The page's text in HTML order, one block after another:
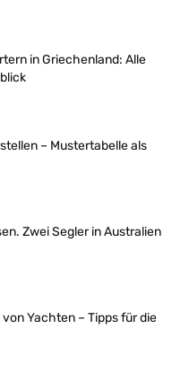
in Griechenland: Alle
– Mustertabelle als
Zwei Segler in Australien
Yachten – Tipps für die